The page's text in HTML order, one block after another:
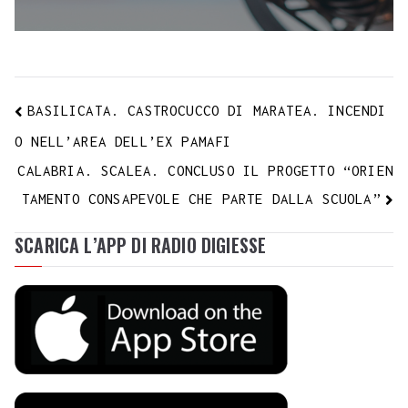
BASILICATA. CASTROCUCCO DI MARATEA. INCENDI
O NELL’AREA DELL’EX PAMAFI
CALABRIA. SCALEA. CONCLUSO IL PROGETTO “ORIEN
TAMENTO CONSAPEVOLE CHE PARTE DALLA SCUOLA”
SCARICA L’APP DI RADIO DIGIESSE